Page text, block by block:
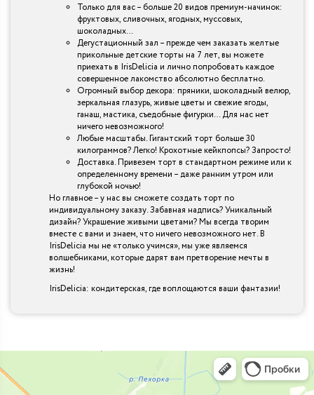
Только для вас – больше 20 видов премиум-начинок:
фруктовых, сливочных, ягодных, муссовых,
шоколадных…
Дегустационный зал – прежде чем заказать желтые
прикольные детские торты на 7 лет, вы можете
приехать в IrisDelicia и лично попробовать каждое
совершенное лакомство абсолютно бесплатно.
Огромный выбор декора: пряники, шоколадный велюр,
зеркальная глазурь, живые цветы и свежие ягоды,
ганаш, мастика, съедобные фигурки… Для нас нет
ничего невозможного!
Любые масштабы. Гигантский торт больше 30
килограммов? Легко! Крохотные кейкпопсы? Запросто!
Доставка. Привезем торт в стандартном режиме или к
определенному времени – даже ранним утром или
глубокой ночью!
Но главное – у нас вы сможете создать торт по
индивидуальному заказу. Забавная надпись? Уникальный
дизайн? Украшение живыми цветами? Мы всегда творим
вместе с вами и знаем, что ничего невозможного нет. В
IrisDelicia мы не «только учимся», мы уже являемся
волшебниками, которые дарят вам претворение мечты в
жизнь!
IrisDelicia: кондитерская, где воплощаются ваши фантазии!